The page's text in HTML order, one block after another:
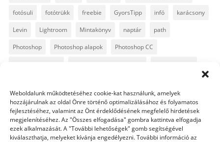
Weboldalunk működtetéséhez cookie-kat használunk, amelyek
hozzájárulnak az oldal Önre történő optimalizálásához és folyamatos
fejlesztéséhez, valamint az Önt érdeklődésének megfelelő hirdetések
megjelenítéséhez. Az "Összes elfogadása" gombra kattintva elfogadja
ezek alkalmazását. A "További lehetőségek" gomb segítségével
kiválaszthatja, melyeket kívánja engedélyezni. További információ az
fotósuli fotótrükk freebie GyorsTipp infó karácsony
Levin Lightroom Mintakönyv naptár path
Photoshop Photoshop alapok Photoshop CC
szövegszerkesztés template text Topaz trükkök
videó vintage